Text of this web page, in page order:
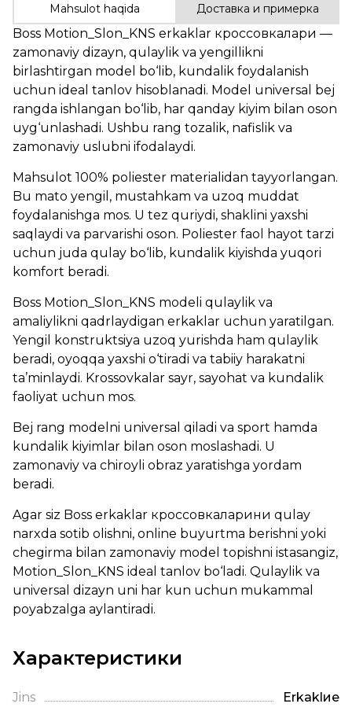
Mahsulot haqida Доставка и примерка
Boss Motion_Slon_KNS erkaklar кроссовкалари —
zamonaviy dizayn, qulaylik va yengillikni
birlashtirgan model bo‘lib, kundalik foydalanish
uchun ideal tanlov hisoblanadi. Model universal bej
rangda ishlangan bo‘lib, har qanday kiyim bilan oson
uyg‘unlashadi. Ushbu rang tozalik, nafislik va
zamonaviy uslubni ifodalaydi.
Mahsulot 100% poliester materialidan tayyorlangan.
Bu mato yengil, mustahkam va uzoq muddat
foydalanishga mos. U tez quriydi, shaklini yaxshi
saqlaydi va parvarishi oson. Poliester faol hayot tarzi
uchun juda qulay bo‘lib, kundalik kiyishda yuqori
komfort beradi.
Boss Motion_Slon_KNS modeli qulaylik va
amaliylikni qadrlaydigan erkaklar uchun yaratilgan.
Yengil konstruktsiya uzoq yurishda ham qulaylik
beradi, oyoqqa yaxshi o‘tiradi va tabiiy harakatni
ta’minlaydi. Krossovkalar sayr, sayohat va kundalik
faoliyat uchun mos.
Bej rang modelni universal qiladi va sport hamda
kundalik kiyimlar bilan oson moslashadi. U
zamonaviy va chiroyli obraz yaratishga yordam
beradi.
Agar siz Boss erkaklar кроссовкаларини qulay
narxda sotib olishni, online buyurtma berishni yoki
chegirma bilan zamonaviy model topishni istasangiz,
Motion_Slon_KNS ideal tanlov bo‘ladi. Qulaylik va
universal dizayn uni har kun uchun mukammal
poyabzalga aylantiradi.
Характеристики
Jins Erkaklие